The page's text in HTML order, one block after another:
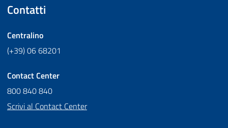
Contatti
Centralino
(+39) 06 68201
Contact Center
800 840 840
Scrivi al Contact Center